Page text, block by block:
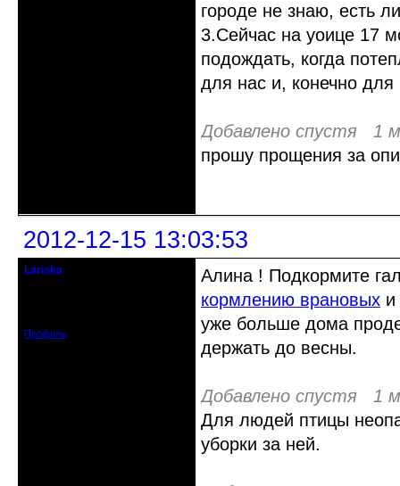
городе не знаю, есть
3.Сейчас на уоице 17
подождать, когда
для нас и, конечно
Добавлено спустя 1
прошу прощения за
2012-12-15 13:03:53
Lariska
Профиль
Алина ! Подкормите
кормлению врановых и
уже больше дома
держать до весны.
Добавлено спустя 1
Для людей птицы
уборки за ней.